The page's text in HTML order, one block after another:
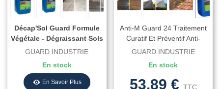
Décap'Sol Guard Formule
Végétale - Dégraissant Sols
Biosourcé
GUARD INDUSTRIE
En stock
En Savoir Plus
Anti-M Guard 24 Traitement
Curatif Et Préventif Anti-
Mousse Anti Dépôt Vert
GUARD INDUSTRIE
En stock
53,89 € TTC